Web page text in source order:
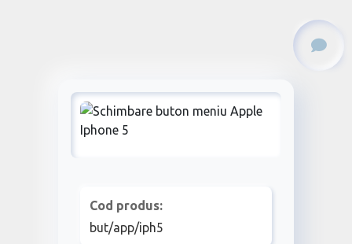
Cod produs:
but/app/iph5